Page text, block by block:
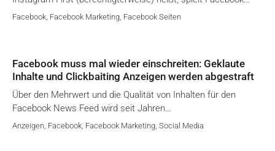
Facebook, Facebook Marketing, Facebook Seiten
Facebook muss mal wieder einschreiten: Geklaute
Inhalte und Clickbaiting Anzeigen werden abgestraft
Über den Mehrwert und die Qualität von Inhalten für den
Facebook News Feed wird seit Jahren…
Anzeigen, Facebook, Facebook Marketing, Social Media